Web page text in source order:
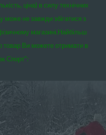
ціна) в силу технічних
може не завжди збігатися з
магазині.Найбільш
товар Ви можете отримати в
Спорт”: